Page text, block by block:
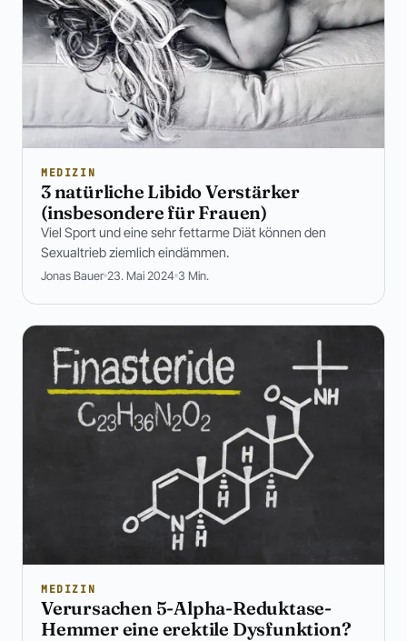
MEDIZIN
3 natürliche Libido Verstärker
(insbesondere für Frauen)
Viel Sport und eine sehr fettarme Diät können den
Sexualtrieb ziemlich eindämmen.
Jonas Bauer 23. Mai 2024 3 Min.
MEDIZIN
Verursachen 5-Alpha-Reduktase-
Hemmer eine erektile Dysfunktion?